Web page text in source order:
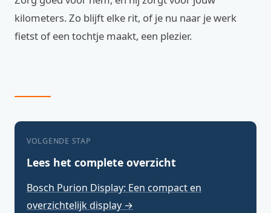
kilometers. Zo blijft elke rit, of je nu naar je werk
fietst of een tochtje maakt, een plezier.
VOLGENDE STAP
Lees het complete overzicht
Bosch Purion Display: Een compact en
overzichtelijk display →